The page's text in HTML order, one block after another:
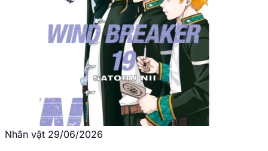
Nhân vật 29/06/2026